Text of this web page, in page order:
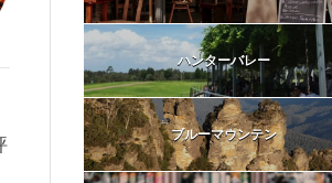
ハンターバレー
ブルーマウンテン